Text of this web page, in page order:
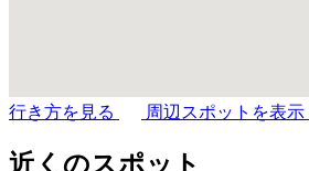
行き方を見る 周辺スポットを表示
近くのスポット